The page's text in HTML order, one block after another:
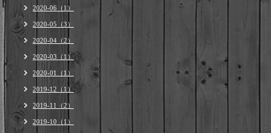
2020-06（1）
2020-05（3）
2020-04（2）
2020-03（1）
2020-01（1）
2019-12（1）
2019-11（2）
2019-10（1）